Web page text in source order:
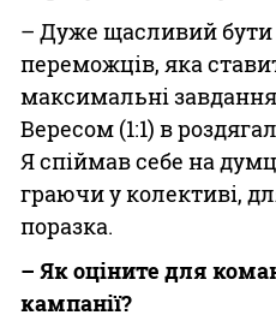
– Дуже щасливий бути
переможців, яка
максимальні
Вересом (1:1) в
Я спіймав себе на
граючи у колективі,
поразка.
– Як оціните для
кампанії?